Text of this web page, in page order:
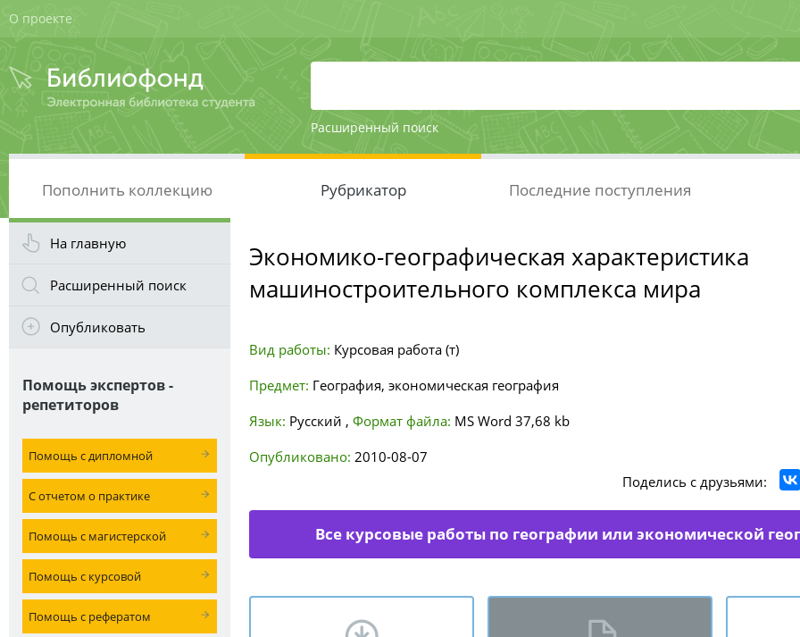
О проекте
Расширенный поиск
Пополнить коллекцию Рубрикатор Последние поступления
На главную
Расширенный поиск
Опубликовать
Помощь экспертов -
репетиторов
Помощь с дипломной
С отчетом о практике
Помощь с магистерской
Помощь с курсовой
Помощь с рефератом
Экономико-географическая характеристика
машиностроительного комплекса мира
Вид работы: Курсовая работа (т)
Предмет: География, экономическая география
Язык: Русский , Формат файла: MS Word 37,68 kb
Опубликовано: 2010-08-07
Поделись с друзьями:
Все курсовые работы по географии или экономической